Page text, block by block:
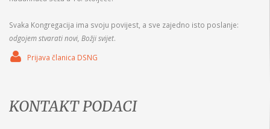
Svaka Kongregacija ima svoju povijest, a sve zajedno isto poslanje:
odgojem stvarati novi, Božji svijet.
Prijava članica DSNG
KONTAKT PODACI